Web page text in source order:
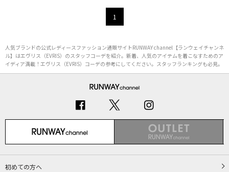
1
人気ブランドの公式レディースファッション通販サイトRUNWAY channel【ランウェイチャンネ
ル】はエヴリス（EVRIS）のスタッフコーデを紹介。新着、人気のアイテムを着こなすためのア
イディア満載！エヴリス（EVRIS）コーデの参考にしてください。スタッフランキングも必見。
初めての方へ